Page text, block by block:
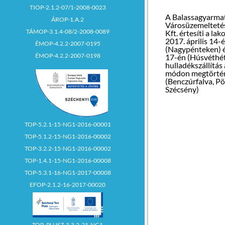
lerakási tilalom
A lomtalanítás
LOM az
keletkező olyan
hulladék,
veszélyes
közszolgáltatás
rendszeresített
méreteit
előtti tér
Pösténypuszta:
Oltás időpontja:
én 1045– 1115
Oltás helye:
A
Kft. értesíti a
2017. április 14-
(Nagypénteken)
17-én
hulladékszállítás
módon
(Benczúrfalva,
Szécsény)
TIOP-2.1.2-07/1-2008-0023
ÁROP-1.A.2
TÁMOP-3.1.4-08/2-2008-0089
ÉMOP-4.2.2-2007-0195
ÉMOP-4.2.2-2007-0198
TOP-5.2.1-15-NG1-2016-00001
TOP-5.1.2-15-NG1-2016-00002
TOP-3.2.2-15-NG1-2016-00002
TOP-1.4.1-15-NG1-2016-00008
TOP-5.3.1-16-NG1-2017-00008
EFOP-2.1.2-16-2017-00020